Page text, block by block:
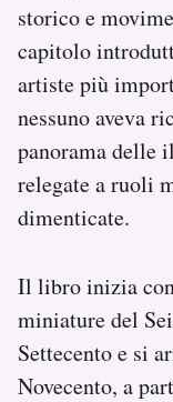
AREA
Area
Newsletter
Notifiche
Regala il Post
Hai bisogno di
storico e
capitolo
artiste più
nessuno aveva
panorama delle
relegate a ruoli
dimenticate.
Il libro inizia
miniature del
Settecento e si
Novecento, a